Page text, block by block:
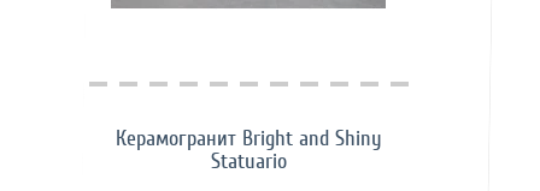
Купить в 1 клик
Керамогранит Bright and Shiny
Statuario